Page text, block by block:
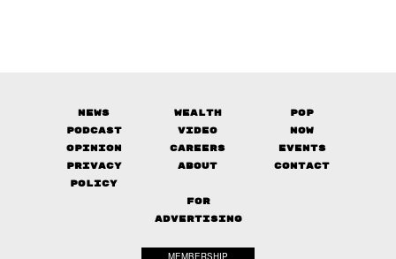
News Wealth
Pop
Podcast
Video
Now
Opinion
Careers
Events
Privacy
Policy
About Contact
FOR
ADVERTISING
MEMBERSHIP